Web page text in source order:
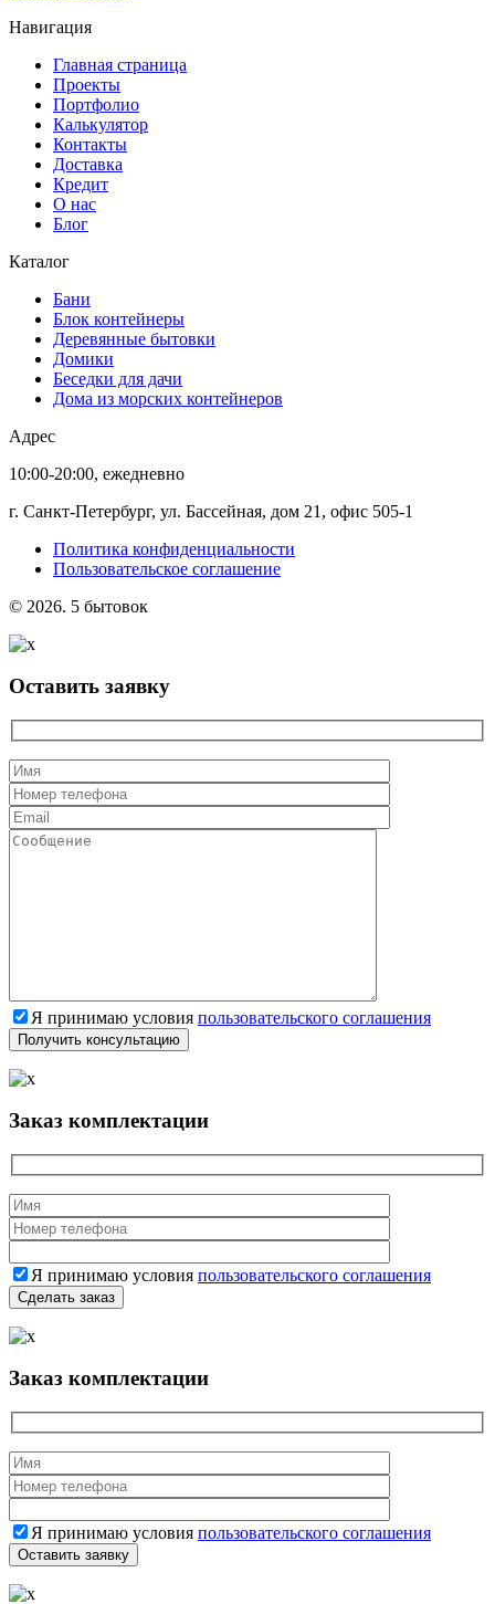
Навигация
Главная страница
Проекты
Портфолио
Калькулятор
Контакты
Доставка
Кредит
О нас
Блог
Каталог
Бани
Блок контейнеры
Деревянные бытовки
Домики
Беседки для дачи
Дома из морских контейнеров
Адрес
10:00-20:00, ежедневно
г. Санкт-Петербург, ул. Бассейная, дом 21, офис 505-1
Политика конфиденциальности
Пользовательское соглашение
© 2026. 5 бытовок
Оставить заявку
Я принимаю условия пользовательского соглашения
Заказ комплектации
Я принимаю условия пользовательского соглашения
Заказ комплектации
Я принимаю условия пользовательского соглашения